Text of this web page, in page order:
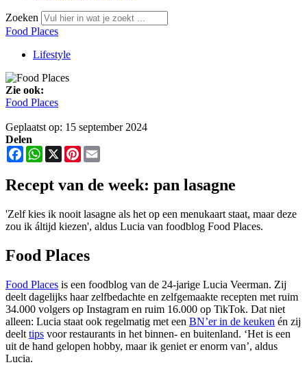
Zoeken
Food Places
Lifestyle
Zie ook:
Food Places
Geplaatst op: 15 september 2024
Delen
FacebookWhatsApp
X Pinterest
Recept van de week: pan lasagne
'Zelf kies ik nooit lasagne als het op een menukaart staat, maar deze
zou ik áltijd kiezen', aldus Lucia van foodblog Food Places.
Food Places
Food Places is een foodblog van de 24-jarige Lucia Veerman. Zij
deelt dagelijks haar zelfbedachte en zelfgemaakte recepten met ruim
34.000 volgers op Instagram en ruim 16.000 op TikTok. Dat niet
alleen: Lucia staat ook regelmatig met een BN’er in de keuken én zij
deelt tips voor restaurants in het binnen- en buitenland. ‘Het is een
uit de hand gelopen hobby, maar ik geniet er enorm van’, aldus
Lucia.